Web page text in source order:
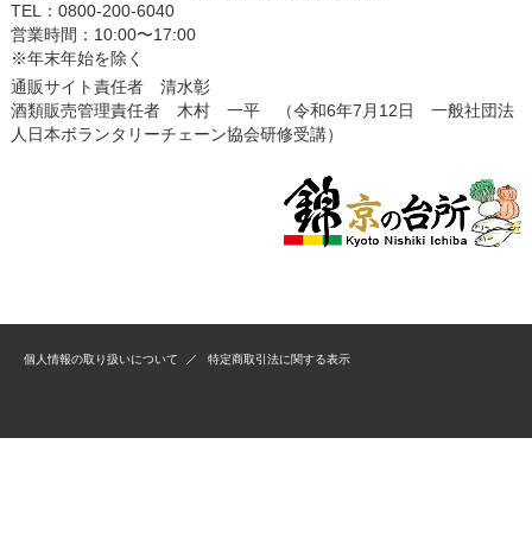
TEL：0800-200-6040
営業時間：10:00〜17:00
※年末年始を除く
通販サイト責任者 清水彰
酒類販売管理責任者 木村 一平 （令和6年7月12日 一般社団法
人日本ボランタリーチェーン協会研修受講）
個人情報の取り扱いについて 特定商取引法に関する表示